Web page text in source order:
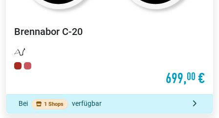
Brennabor C-20
699,00 €
Bei 1 Shops verfügbar